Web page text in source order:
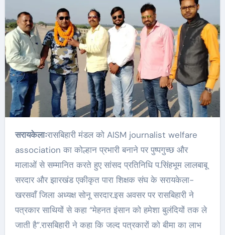
सरायकेलाःरासबिहारी मंडल को AISM journalist welfare
association का कोल्हान प्रभारी बनाने पर पुष्पगुच्छ और
मालाओं से सम्मानित करते हुए सांसद प्रतिनिधि प.सिंहभूम लालबाबू
सरदार और झारखंड एकीकृत पारा शिक्षक संघ के सरायकेला-
खरसवाँ जिला अध्यक्ष सोनू सरदार.इस अवसर पर रासबिहारी ने
पत्रकार साथियों से कहा “मेहनत इंसान को हमेशा बुलंदियों तक ले
जाती है”.रासबिहारी ने कहा कि जल्द पत्रकारों को बीमा का लाभ